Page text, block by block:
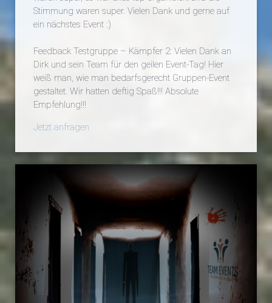
Stimmung waren super. Vielen Dank und gerne auf
ein nächstes Event :)
Feedback Testgruppe – Kämpfer 2: Vielen Dank an
Dirk und sein Team für den geilen Event-Tag! Hier
weiß man, wie man bedarfsgerecht Gruppen-Event
gestaltet. Wir hatten deftig Spaß!!! Absolute
Empfehlung!!!
Jetzt anfragen